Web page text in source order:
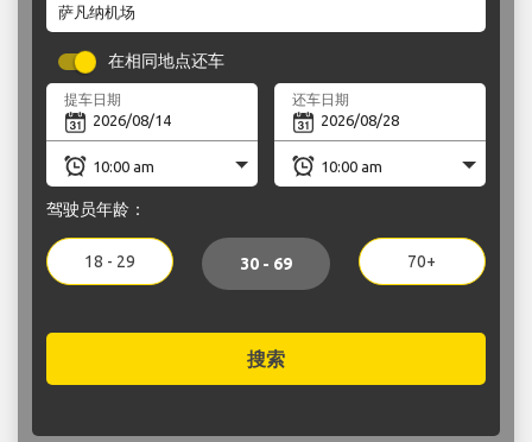
在相同地点还车
提车日期 还车日期
驾驶员年龄：
18 - 29 30 - 69 70+
搜索